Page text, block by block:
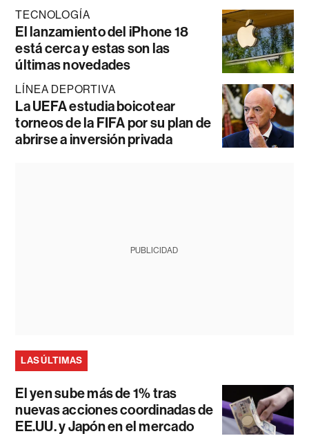
TECNOLOGÍA
El lanzamiento del iPhone 18
está cerca y estas son las
últimas novedades
LÍNEA DEPORTIVA
La UEFA estudia boicotear
torneos de la FIFA por su plan de
abrirse a inversión privada
PUBLICIDAD
LAS ÚLTIMAS
El yen sube más de 1% tras
nuevas acciones coordinadas de
EE.UU. y Japón en el mercado